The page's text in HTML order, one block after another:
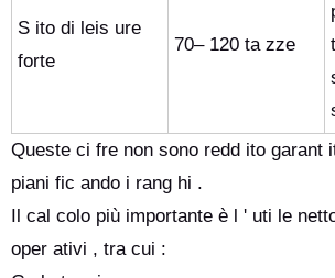
S ito di leis ure
forte
70– 120 ta zze
Queste ci fre non sono redd ito garant
piani fic ando i rang hi .
Il cal colo più importante è l ' uti le
oper ativi , tra cui :